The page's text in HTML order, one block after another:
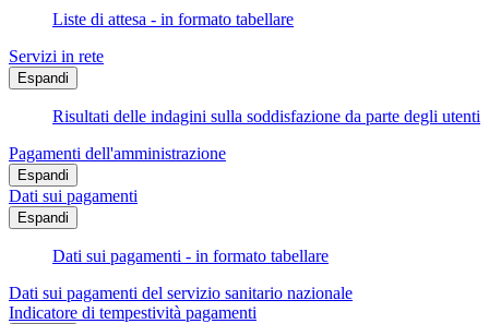
Liste di attesa - in formato tabellare
Servizi in rete
Espandi
Risultati delle indagini sulla soddisfazione da parte degli utenti
Pagamenti dell'amministrazione
Espandi
Dati sui pagamenti
Espandi
Dati sui pagamenti - in formato tabellare
Dati sui pagamenti del servizio sanitario nazionale
Indicatore di tempestività pagamenti